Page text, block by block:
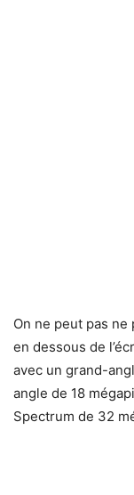
On ne peut pas
en dessous de
avec un grand-
angle de 18
Spectrum de 32